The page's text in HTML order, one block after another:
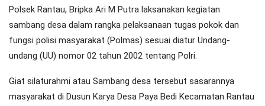
Polsek Rantau, Bripka Ari M Putra laksanakan kegiatan
sambang desa dalam rangka pelaksanaan tugas pokok dan
fungsi polisi masyarakat (Polmas) sesuai diatur Undang-
undang (UU) nomor 02 tahun 2002 tentang Polri.
Giat silaturahmi atau Sambang desa tersebut sasarannya
masyarakat di Dusun Karya Desa Paya Bedi Kecamatan Rantau